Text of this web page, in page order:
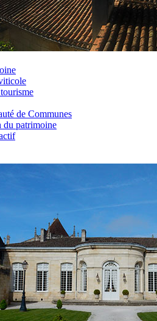
de Communes
du patrimoine